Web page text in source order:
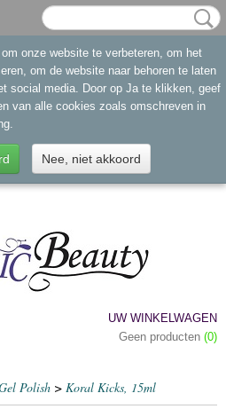
UW WINKELWAGEN
Geen producten (0)
Polish > Koral Kicks, 15ml
onze website te verbeteren, om het
om de website naar behoren te laten
social media. Door op Ja te klikken, geef
van alle cookies zoals omschreven in
Nee, niet akkoord